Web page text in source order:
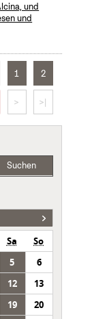
und
und
1 2
> >|
Suchen
Sa
So
5
6
12
13
19
20